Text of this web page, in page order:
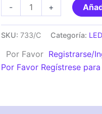
-
5
CULOTE
CHAPA
cantidad
+
SKU:733/C Categoría:
Por Favor Registrarse/
Por Favor Regístrese